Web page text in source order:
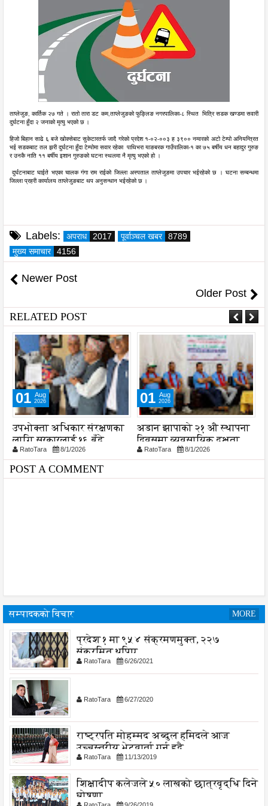
ताप्लेजुङ, कार्तिक २७ गते । रातो तारा डट कम,ताप्लेजुङको फुङ्लिङ नगरपालिका-८ स्थित भित्रि सडक खण्डमा सवारी
दुर्घटना हुँदा २ जनाको मृत्यु भएको छ ।
हिजो बिहान साढे ६ बजे खोक्सेबाट सुकेटारतर्फ जादै गरेको प्रदेश १-०२-००३ ह ३९०० नम्वरको अटो टेम्पो अनियन्त्रित
भई सडकबाट तल झरी दुर्घटना हुँदा टेम्पोमा सवार रहेका पाथिभरा याङबरक गाउँपालिका-१ का ७५ बर्षीय धन बहादुर गुरुङ
र उनकै नाति ११ बर्षीय इशान गुरुङको घटना स्थलमा नै मृत्यु भएको हो ।
दुर्घटनाबाट घाईते भएका चालक गंगा राम राईको जिल्ला अस्पताल ताप्लेजुङमा उपचार भईरहेको छ । घटना सम्बन्धमा
जिल्ला प्रहरी कार्यालय ताप्लेजुङबाट थप अनुसन्धान भईरहेको छ ।
Labels: अपराध 2017 पूर्वाञ्चल खबर
8789
मुख्य समाचार
4156
Newer Post
Older Post
RELATED POST
01 Aug
2026
अडान झापाको २१ औ स्थापना
दिवसमा व्यवसायिक दक्षता,
विश्वसनीयता र गुणस्तरमा
जोड
RatoTara 8/1/2026
04 Aug
2026
समयमै सार्वजनिक भयो
विराटनगर महानगरको बजेट
पुस्तिका, कार्यान्वयन प्रक्रिया
पनि सुरु
RatoTara 8/4/2026
POST A COMMENT
सम्पादकको विचार MORE
प्रदेश १ मा ९५४ संक्रमणमुक्त, २२७
संक्रमित थपिए
RatoTara 6/26/2021
RatoTara 6/27/2020
राष्ट्रपति मोहम्मद अब्दुल हमिदले आज
उच्चस्तरीय भेटवार्ता गर्नु हुदै,
RatoTara 11/13/2019
शिक्षादीप कलेजले ५० लाखको छात्रवृद्धि दिने
घोषणा